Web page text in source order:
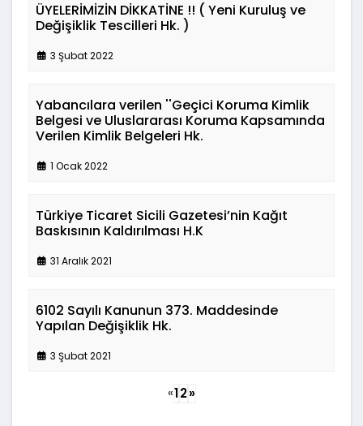
ÜYELERİMİZİN DİKKATİNE !! ( Yeni Kuruluş ve
Değişiklik Tescilleri Hk. )
3 Şubat 2022
Yabancılara verilen ''Geçici Koruma Kimlik
Belgesi ve Uluslararası Koruma Kapsamında
Verilen Kimlik Belgeleri Hk.
1 Ocak 2022
Türkiye Ticaret Sicili Gazetesi’nin Kağıt
Baskısının Kaldırılması H.K
31 Aralık 2021
6102 Sayılı Kanunun 373. Maddesinde
Yapılan Değişiklik Hk.
3 Şubat 2021
«12»